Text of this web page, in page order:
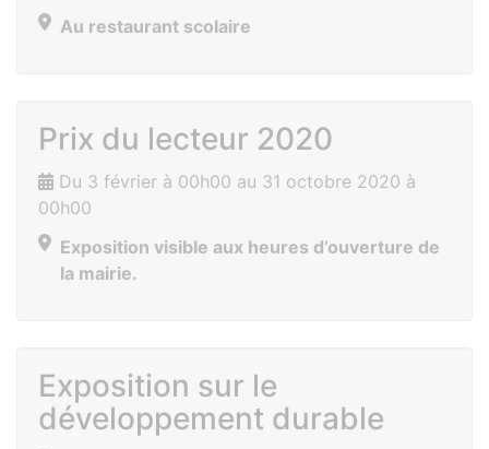
Au restaurant scolaire
Prix du lecteur 2020
Du 3 février à 00h00 au 31 octobre 2020 à
00h00
Exposition visible aux heures d’ouverture de
la mairie.
Exposition sur le
développement durable